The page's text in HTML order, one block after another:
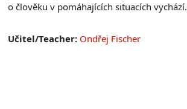
o člověku v pomáhajících situacích vychází.
Učitel/Teacher: Ondřej Fischer